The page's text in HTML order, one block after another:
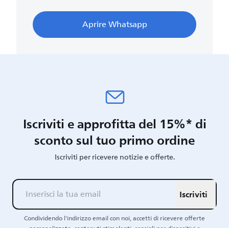
Aprire Whatsapp
Iscriviti e approfitta del 15%* di
sconto sul tuo primo ordine
Iscriviti per ricevere notizie e offerte.
Iscriviti
Condividendo l'indirizzo email con noi, accetti di ricevere offerte